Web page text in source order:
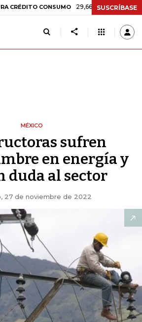
CONSUMO 29,66% +0,87% +3,02%
SUSCRÍBASE
MÉXICO
sufren
en energía y
duda al sector
27 de noviembre de 2022